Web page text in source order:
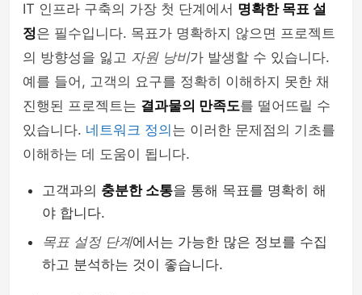
IT 인프라 구축의 가장 첫 단계에서 명확한 목표 설
정은 필수입니다. 목표가 명확하지 않으면 프로젝트
의 방향성을 잃고 자원 낭비가 발생할 수 있습니다.
예를 들어, 고객의 요구를 정확히 이해하지 못한 채
진행된 프로젝트는 결과물의 만족도를 떨어뜨릴 수
있습니다. 네트워크 정의 는 이러한 문제점의 기초를
이해하는 데 도움이 됩니다.
고객과의 충분한 소통을 통해 목표를 명확히 해
야 합니다.
목표 설정 단계에서는 가능한 많은 정보를 수집
하고 분석하는 것이 좋습니다.